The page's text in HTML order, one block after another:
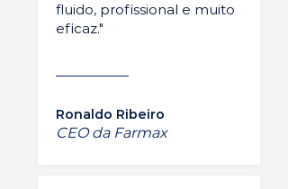
fluido, profissional e muito
eficaz."
Ronaldo Ribeiro
CEO da Farmax